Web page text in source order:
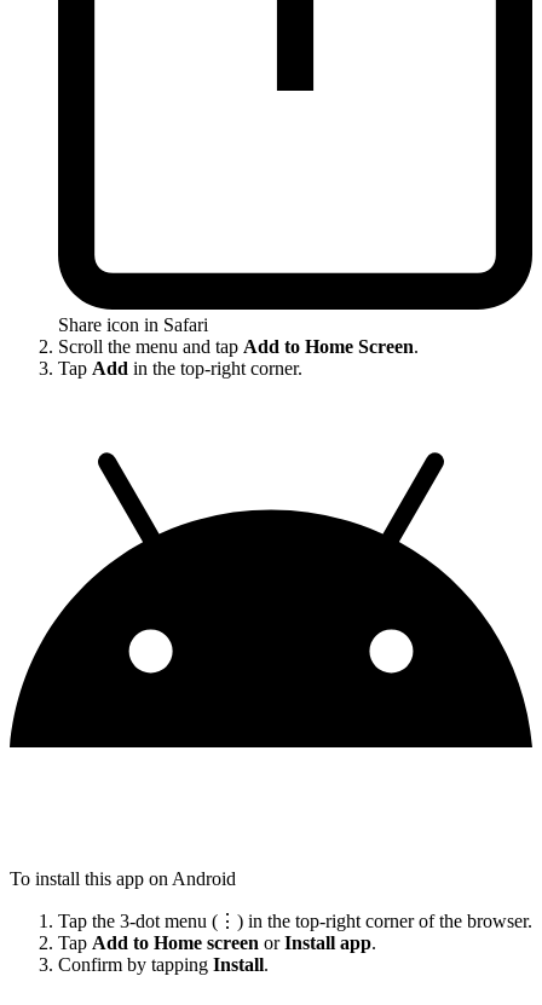
Share icon in Safari
Scroll the menu and tap Add to Home Screen.
Tap Add in the top-right corner.
To install this app on Android
Tap the 3-dot menu (⋮) in the top-right corner of the browser.
Tap Add to Home screen orInstall app.
Confirm by tapping Install.